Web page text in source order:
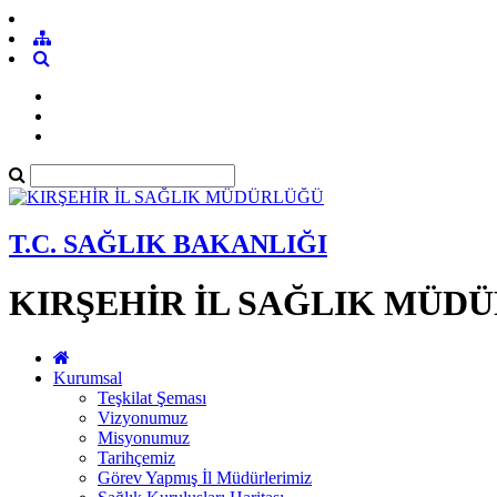
T.C. SAĞLIK BAKANLIĞI
KIRŞEHİR İL SAĞLIK
Kurumsal
Teşkilat Şeması
Vizyonumuz
Misyonumuz
Tarihçemiz
Görev Yapmış İl Müdürlerimiz